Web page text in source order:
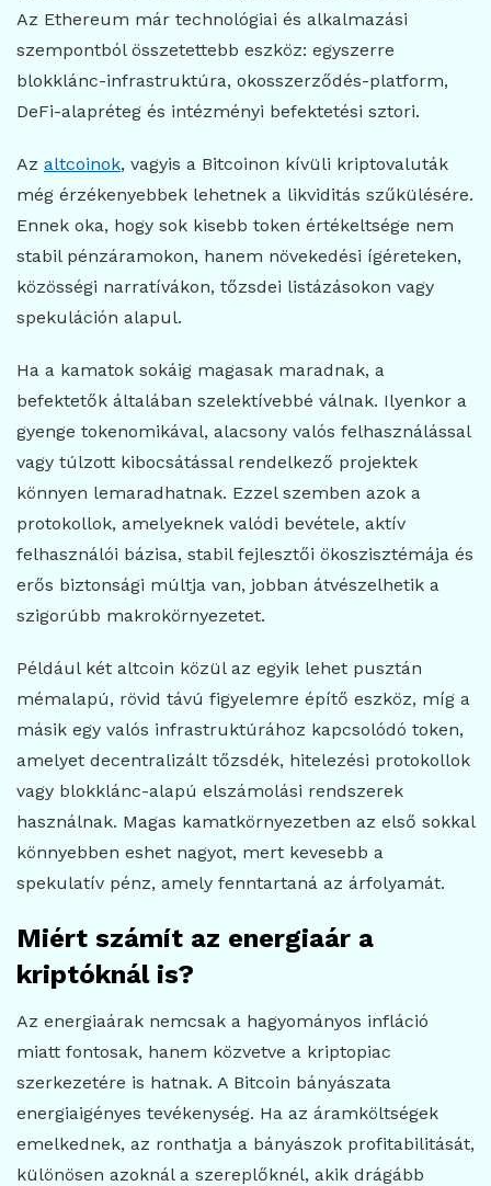
Az Ethereum már technológiai és alkalmazási
szempontból összetettebb eszköz: egyszerre
blokklánc-infrastruktúra, okosszerződés-platform,
DeFi-alapréteg és intézményi befektetési sztori.
Az altcoinok, vagyis a Bitcoinon kívüli kriptovaluták
még érzékenyebbek lehetnek a likviditás szűkülésére.
Ennek oka, hogy sok kisebb token értékeltsége nem
stabil pénzáramokon, hanem növekedési ígéreteken,
közösségi narratívákon, tőzsdei listázásokon vagy
spekuláción alapul.
Ha a kamatok sokáig magasak maradnak, a
befektetők általában szelektívebbé válnak. Ilyenkor a
gyenge tokenomikával, alacsony valós felhasználással
vagy túlzott kibocsátással rendelkező projektek
könnyen lemaradhatnak. Ezzel szemben azok a
protokollok, amelyeknek valódi bevétele, aktív
felhasználói bázisa, stabil fejlesztői ökoszisztémája és
erős biztonsági múltja van, jobban átvészelhetik a
szigorúbb makrokörnyezetet.
Például két altcoin közül az egyik lehet pusztán
mémalapú, rövid távú figyelemre építő eszköz, míg a
másik egy valós infrastruktúrához kapcsolódó token,
amelyet decentralizált tőzsdék, hitelezési protokollok
vagy blokklánc-alapú elszámolási rendszerek
használnak. Magas kamatkörnyezetben az első sokkal
könnyebben eshet nagyot, mert kevesebb a
spekulatív pénz, amely fenntartaná az árfolyamát.
Miért számít az energiaár a
kriptóknál is?
Az energiaárak nemcsak a hagyományos infláció
miatt fontosak, hanem közvetve a kriptopiac
szerkezetére is hatnak. A Bitcoin bányászata
energiaigényes tevékenység. Ha az áramköltségek
emelkednek, az ronthatja a bányászok profitabilitását,
különösen azoknál a szereplőknél, akik drágább